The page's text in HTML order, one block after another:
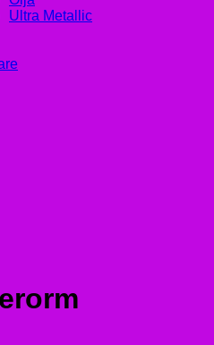
Ultra Metallic